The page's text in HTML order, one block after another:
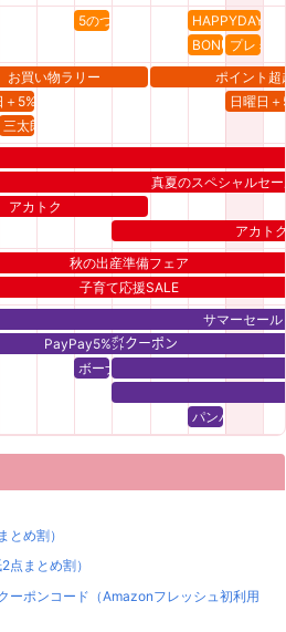
5のつく日
HAPPYDAY
BONUS+プレミ
お買い物ラリー
5%㌽
三太郎の日
ポイント超
日曜日
真夏のスペシャルセ
アカトク
アカト
秋の出産準備フェア
子育て応援SALE
サマーセール
PayPay5%㌽クーポン
ビー㌽
ボーナス㌽
パンパース
とめ割）
まとめ割）
ーポンコード（Amazonフレッシュ初利用